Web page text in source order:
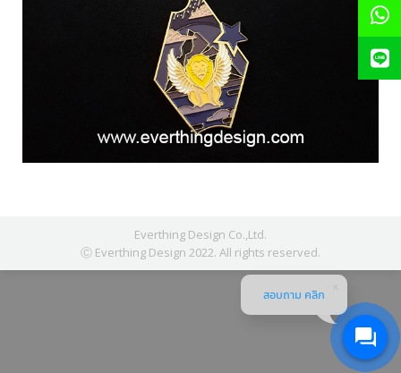
Everthing Design Co.,Ltd.
Ⓒ Everthing Design 2022. All rights reserved.
สอบถาม คลิก